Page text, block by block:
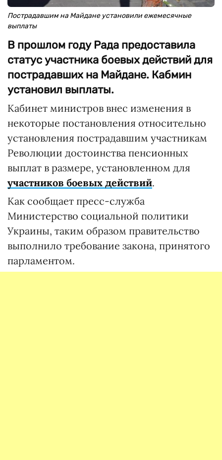
Пострадавшим на Майдане установили ежемесячные
выплаты
В прошлом году Рада предоставила
статус участника боевых действий для
пострадавших на Майдане. Кабмин
установил выплаты.
Кабинет министров внес изменения в
некоторые постановления относительно
установления пострадавшим участникам
Революции достоинства пенсионных
выплат в размере, установленном для
участников боевых действий.
Как сообщает пресс-служба
Министерство социальной политики
Украины, таким образом правительство
выполнило требование закона, принятого
парламентом.